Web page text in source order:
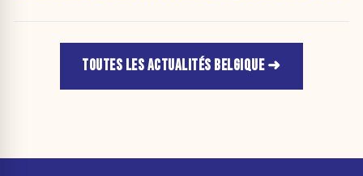
TOUTES LES ACTUALITÉS BELGIQUE